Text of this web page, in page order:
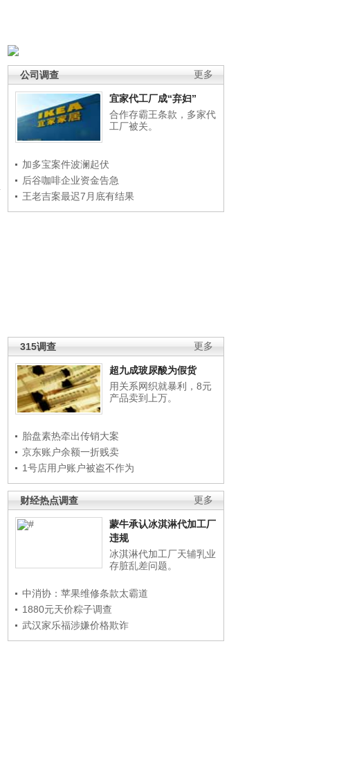
更多
公司调查
宜家代工厂成“弃妇”
合作存霸王条款，多家代
工厂被关。
加多宝案件波澜起伏
后谷咖啡企业资金告急
王老吉案最迟7月底有结果
更多
315调查
超九成玻尿酸为假货
用关系网织就暴利，8元
产品卖到上万。
胎盘素热牵出传销大案
京东账户余额一折贱卖
1号店用户账户被盗不作为
更多
财经热点调查
蒙牛承认冰淇淋代加工厂
违规
冰淇淋代加工厂天辅乳业
存脏乱差问题。
中消协：苹果维修条款太霸道
1880元天价粽子调查
武汉家乐福涉嫌价格欺诈